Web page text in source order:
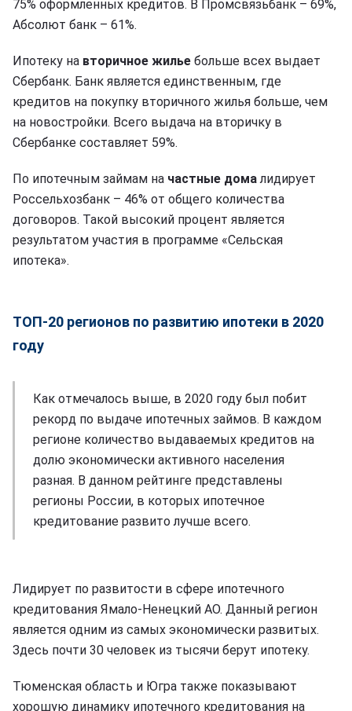
75% оформленных кредитов. В Промсвязьбанк – 69%,
Абсолют банк – 61%.
Ипотеку на вторичное жилье больше всех выдает
Сбербанк. Банк является единственным, где
кредитов на покупку вторичного жилья больше, чем
на новостройки. Всего выдача на вторичку в
Сбербанке составляет 59%.
По ипотечным займам на частные дома лидирует
Россельхозбанк – 46% от общего количества
договоров. Такой высокий процент является
результатом участия в программе «Сельская
ипотека».
ТОП-20 регионов по развитию ипотеки в 2020
году
Как отмечалось выше, в 2020 году был побит
рекорд по выдаче ипотечных займов. В каждом
регионе количество выдаваемых кредитов на
долю экономически активного населения
разная. В данном рейтинге представлены
регионы России, в которых ипотечное
кредитование развито лучше всего.
Лидирует по развитости в сфере ипотечного
кредитования Ямало-Ненецкий АО. Данный регион
является одним из самых экономически развитых.
Здесь почти 30 человек из тысячи берут ипотеку.
Тюменская область и Югра также показывают
хорошую динамику ипотечного кредитования на